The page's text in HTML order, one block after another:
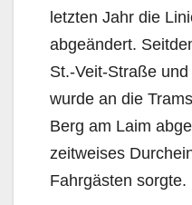
letzten Jahr die
abgeändert.
St.-Veit-Straße
wurde an die
Berg am Laim
zeitweises
Fahrgästen sorgte.